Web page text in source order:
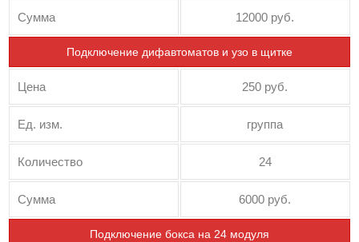
Сумма 12000 руб.
Подключение дифавтоматов и узо в щитке
Цена 250 руб.
Ед. изм. группа
Количество 24
Сумма 6000 руб.
Подключение бокса на 24 модуля